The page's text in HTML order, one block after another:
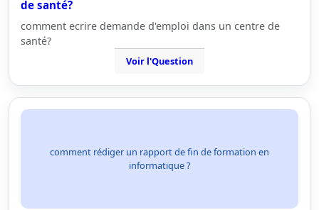
de santé?
comment ecrire demande d'emploi dans un centre de
santé?
Voir l'Question
comment rédiger un rapport de fin de formation en
informatique ?